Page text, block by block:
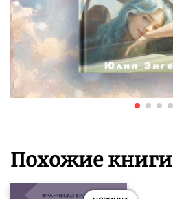
Похожие книги